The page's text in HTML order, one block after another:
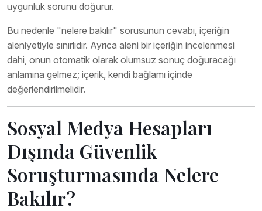
uygunluk sorunu doğurur.
Bu nedenle "nelere bakılır" sorusunun cevabı, içeriğin
aleniyetiyle sınırlıdır. Ayrıca aleni bir içeriğin incelenmesi
dahi, onun otomatik olarak olumsuz sonuç doğuracağı
anlamına gelmez; içerik, kendi bağlamı içinde
değerlendirilmelidir.
Sosyal Medya Hesapları
Dışında Güvenlik
Soruşturmasında Nelere
Bakılır?